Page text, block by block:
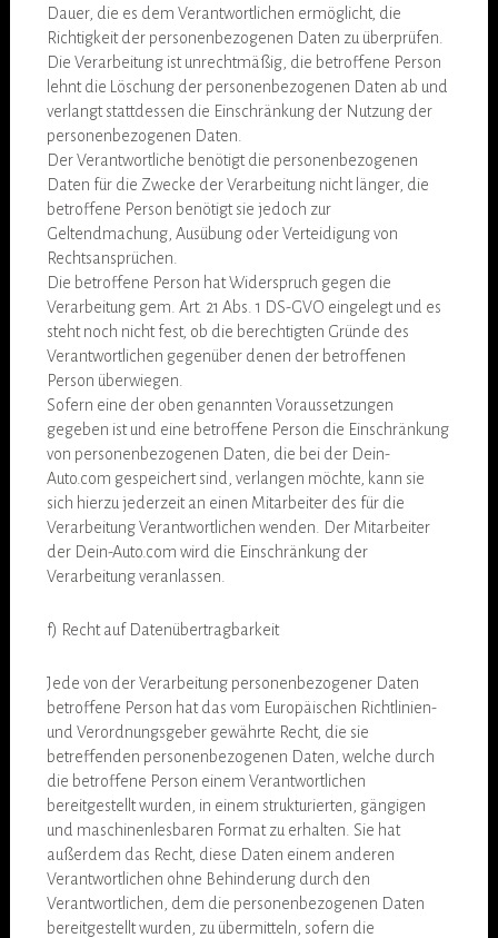
Dauer, die es dem Verantwortlichen ermöglicht, die
Richtigkeit der personenbezogenen Daten zu überprüfen.
Die Verarbeitung ist unrechtmäßig, die betroffene Person
lehnt die Löschung der personenbezogenen Daten ab und
verlangt stattdessen die Einschränkung der Nutzung der
personenbezogenen Daten.
Der Verantwortliche benötigt die personenbezogenen
Daten für die Zwecke der Verarbeitung nicht länger, die
betroffene Person benötigt sie jedoch zur
Geltendmachung, Ausübung oder Verteidigung von
Rechtsansprüchen.
Die betroffene Person hat Widerspruch gegen die
Verarbeitung gem. Art. 21 Abs. 1 DS-GVO eingelegt und es
steht noch nicht fest, ob die berechtigten Gründe des
Verantwortlichen gegenüber denen der betroffenen
Person überwiegen.
Sofern eine der oben genannten Voraussetzungen
gegeben ist und eine betroffene Person die Einschränkung
von personenbezogenen Daten, die bei der Dein-
Auto.com gespeichert sind, verlangen möchte, kann sie
sich hierzu jederzeit an einen Mitarbeiter des für die
Verarbeitung Verantwortlichen wenden. Der Mitarbeiter
der Dein-Auto.com wird die Einschränkung der
Verarbeitung veranlassen.
f) Recht auf Datenübertragbarkeit
Jede von der Verarbeitung personenbezogener Daten
betroffene Person hat das vom Europäischen Richtlinien-
und Verordnungsgeber gewährte Recht, die sie
betreffenden personenbezogenen Daten, welche durch
die betroffene Person einem Verantwortlichen
bereitgestellt wurden, in einem strukturierten, gängigen
und maschinenlesbaren Format zu erhalten. Sie hat
außerdem das Recht, diese Daten einem anderen
Verantwortlichen ohne Behinderung durch den
Verantwortlichen, dem die personenbezogenen Daten
bereitgestellt wurden, zu übermitteln, sofern die